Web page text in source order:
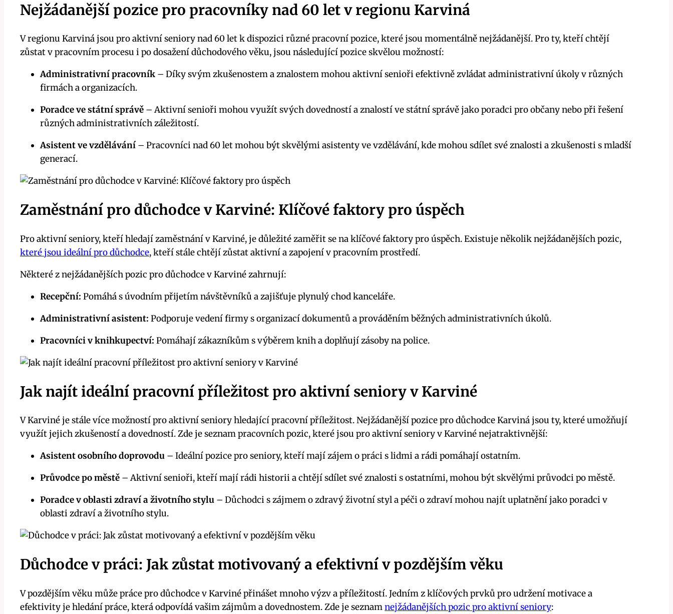
Nejžádanější pozice pro pracovníky nad 60 let v regionu Karviná
V regionu Karviná jsou pro aktivní seniory nad 60 let k dispozici různé pracovní pozice, které jsou momentálně nejžádanější. Pro ty, kteří chtějí
zůstat v pracovním procesu i po dosažení důchodového věku, jsou následující pozice skvělou možností:
Administrativní pracovník – Díky svým zkušenostem a znalostem mohou aktivní senioři efektivně zvládat administrativní úkoly v různých
firmách a organizacích.
Poradce ve státní správě – Aktivní senioři mohou využít svých dovedností a znalostí ve státní správě jako poradci pro občany nebo při řešení
různých administrativních záležitostí.
Asistent ve vzdělávání – Pracovníci nad 60 let mohou být skvělými asistenty ve vzdělávání, kde mohou sdílet své znalosti a zkušenosti s mladší
generací.
Zaměstnání pro důchodce v Karviné: Klíčové faktory pro úspěch
Pro aktivní seniory, kteří hledají zaměstnání v Karviné, je důležité zaměřit se na klíčové faktory pro úspěch. Existuje několik nejžádanějších pozic,
které jsou ideální pro důchodce, kteří stále chtějí zůstat aktivní a zapojení v pracovním prostředí.
Některé z nejžádanějších pozic pro důchodce v Karviné zahrnují:
Recepční: Pomáhá s úvodním přijetím návštěvníků a zajišťuje plynulý chod kanceláře.
Administrativní asistent: Podporuje vedení firmy s organizací dokumentů a prováděním běžných administrativních úkolů.
Pracovníci v knihkupectví: Pomáhají zákazníkům s výběrem knih a doplňují zásoby na police.
Jak najít ideální pracovní příležitost pro aktivní seniory v Karviné
V Karviné je stále více možností pro aktivní seniory hledající pracovní příležitost. Nejžádanější pozice pro důchodce Karviná jsou ty, které umožňují
využít jejich zkušeností a dovedností. Zde je seznam pracovních pozic, které jsou pro aktivní seniory v Karviné nejatraktivnější:
Asistent osobního doprovodu – Ideální pozice pro seniory, kteří mají zájem o práci s lidmi a rádi pomáhají ostatním.
Průvodce po městě – Aktivní senioři, kteří mají rádi historii a chtějí sdílet své znalosti s ostatními, mohou být skvělými průvodci po městě.
Poradce v oblasti zdraví a životního stylu – Důchodci s zájmem o zdravý životní styl a péči o zdraví mohou najít uplatnění jako poradci v
oblasti zdraví a životního stylu.
Důchodce v práci: Jak zůstat motivovaný a efektivní v pozdějším věku
V pozdějším věku může práce pro důchodce v Karviné přinášet mnoho výzv a příležitostí. Jedním z klíčových prvků pro udržení motivace a
efektivity je hledání práce, která odpovídá vašim zájmům a dovednostem. Zde je seznamnejžádanějších pozic pro aktivní seniory: